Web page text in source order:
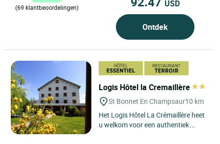
(69 klantbeoordelingen) USD
Ontdek
Logis Hôtel la Cremaillère
St Bonnet En Champsaur10 km
Het Logis Hôtel La Crémaillère heet
u welkom voor een authentiek